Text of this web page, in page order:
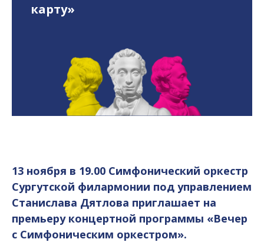
карту»
13 ноября в 19.00 Симфонический оркестр
Сургутской филармонии под управлением
Станислава Дятлова приглашает на
премьеру концертной программы «Вечер
с Симфоническим оркестром».